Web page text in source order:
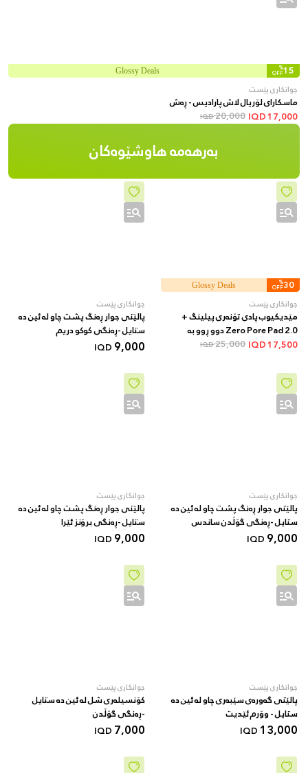
15
%
OFF
Glossy Deals
جوانکاری پێست
ماسکارای لۆریال لاش پارادیس - ڕەش
17,000
20,000
IQD
بەرهەمە هاوشێوەکان
30
%
OFF
Glossy Deals
جوانکاری پێست
مێدیکیوب پادی تۆنەری پیلینگ +
Zero Pore Pad 2.0 دوو ڕوو بە
AHA/BHA + 70 دانە
17,500
25,000
IQD
جوانکاری پێست
پالێتی جوار ڕەنگ پشت چاو لە ئین دە
ستایل -ڕەنگی کوکو دریم
9,000
IQD
جوانکاری پێست
پالێتی جوار ڕەنگ پشت چاو لە ئین دە
ستایل -ڕەنگی گۆڵدن ساندس
9,000
IQD
جوانکاری پێست
پالێتی جوار ڕەنگ پشت چاو لە ئین دە
ستایل -ڕەنگی برۆنز ئێرا
9,000
IQD
جوانکاری پێست
پالێتی گەورەی سێبەری چاو لە ئین دە
ستایل - وۆرم ئێدیت
13,000
IQD
جوانکاری پێست
کۆنسیلەری شل لە ئین دە ستایل
-ڕەنگی گۆڵدن
7,000
IQD